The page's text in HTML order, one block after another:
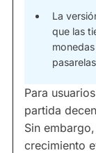
La
que las
Para
partida
Sin
crecimiento